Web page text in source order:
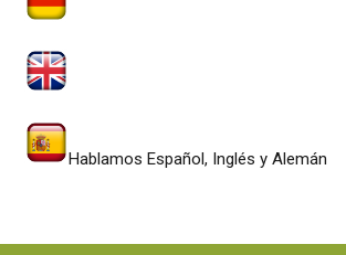
Hablamos Español, Inglés y Alemán